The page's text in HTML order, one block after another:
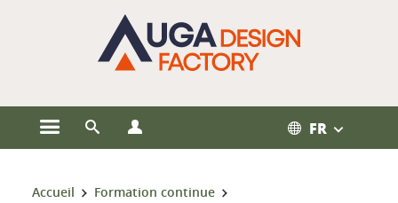
Ouvrir le menu principal
Ouvrir le moteur de recherche FR
Vous êtes ici :
Accueil
Formation continue